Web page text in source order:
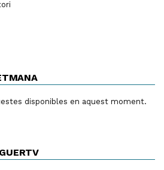
disponibles en aquest moment.